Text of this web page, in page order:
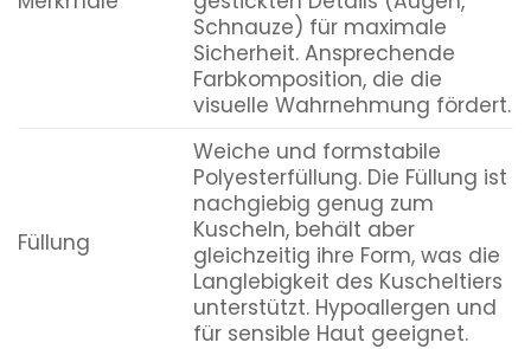
Schnauze) für maximale
Sicherheit. Ansprechende
Farbkomposition, die die
visuelle Wahrnehmung fördert.
Füllung
Weiche und formstabile
Polyesterfüllung. Die Füllung ist
nachgiebig genug zum
Kuscheln, behält aber
gleichzeitig ihre Form, was die
Langlebigkeit des Kuscheltiers
unterstützt. Hypoallergen und
für sensible Haut geeignet.